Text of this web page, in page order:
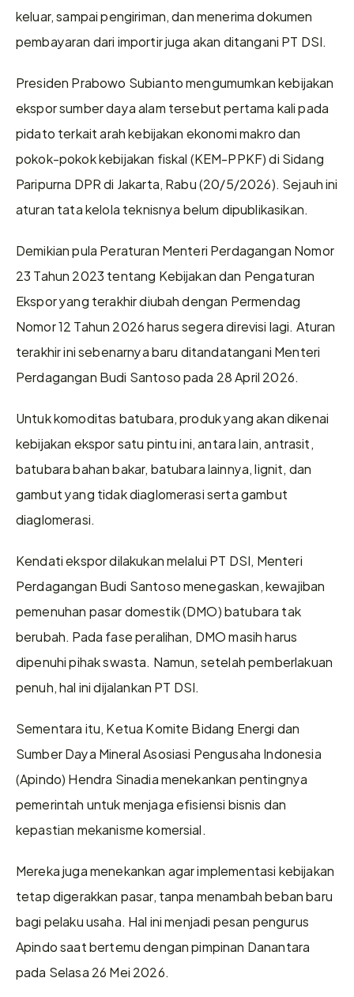
keluar, sampai pengiriman, dan menerima dokumen
pembayaran dari importir juga akan ditangani PT DSI.
Presiden Prabowo Subianto mengumumkan kebijakan
ekspor sumber daya alam tersebut pertama kali pada
pidato terkait arah kebijakan ekonomi makro dan
pokok-pokok kebijakan fiskal (KEM-PPKF) di Sidang
Paripurna DPR di Jakarta, Rabu (20/5/2026). Sejauh ini
aturan tata kelola teknisnya belum dipublikasikan.
Demikian pula Peraturan Menteri Perdagangan Nomor
23 Tahun 2023 tentang Kebijakan dan Pengaturan
Ekspor yang terakhir diubah dengan Permendag
Nomor 12 Tahun 2026 harus segera direvisi lagi. Aturan
terakhir ini sebenarnya baru ditandatangani Menteri
Perdagangan Budi Santoso pada 28 April 2026.
Untuk komoditas batubara, produk yang akan dikenai
kebijakan ekspor satu pintu ini, antara lain, antrasit,
batubara bahan bakar, batubara lainnya, lignit, dan
gambut yang tidak diaglomerasi serta gambut
diaglomerasi.
Kendati ekspor dilakukan melalui PT DSI, Menteri
Perdagangan Budi Santoso menegaskan, kewajiban
pemenuhan pasar domestik (DMO) batubara tak
berubah. Pada fase peralihan, DMO masih harus
dipenuhi pihak swasta. Namun, setelah pemberlakuan
penuh, hal ini dijalankan PT DSI.
Sementara itu, Ketua Komite Bidang Energi dan
Sumber Daya Mineral Asosiasi Pengusaha Indonesia
(Apindo) Hendra Sinadia menekankan pentingnya
pemerintah untuk menjaga efisiensi bisnis dan
kepastian mekanisme komersial.
Mereka juga menekankan agar implementasi kebijakan
tetap digerakkan pasar, tanpa menambah beban baru
bagi pelaku usaha. Hal ini menjadi pesan pengurus
Apindo saat bertemu dengan pimpinan Danantara
pada Selasa 26 Mei 2026.